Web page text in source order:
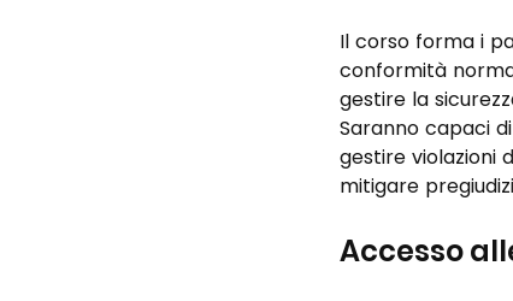
Il corso forma i
conformità
gestire la
Saranno capaci
gestire violazioni
mitigare
Accesso